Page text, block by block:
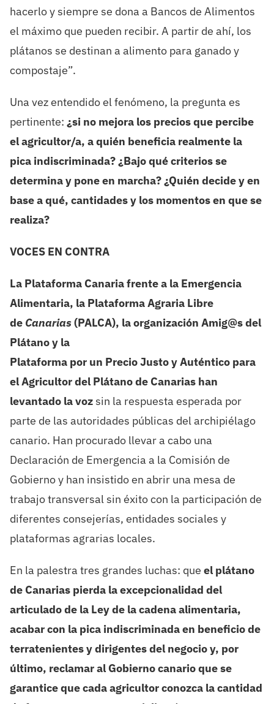
hacerlo y siempre se dona a Bancos de Alimentos
el máximo que pueden recibir. A partir de ahí, los
plátanos se destinan a alimento para ganado y
compostaje”.
Una vez entendido el fenómeno, la pregunta es
pertinente: ¿si no mejora los precios que percibe
el agricultor/a, a quién beneficia realmente la
pica indiscriminada? ¿Bajo qué criterios se
determina y pone en marcha? ¿Quién decide y en
base a qué, cantidades y los momentos en que se
realiza?
VOCES EN CONTRA
La Plataforma Canaria frente a la Emergencia
Alimentaria, la Plataforma Agraria Libre
de Canarias(PALCA), la organización Amig@s del
Plátano y la
Plataforma por un Precio Justo y Auténtico para
el Agricultor del Plátano de Canarias han
levantado la vozsin la respuesta esperada por
parte de las autoridades públicas del archipiélago
canario. Han procurado llevar a cabo una
Declaración de Emergencia a la Comisión de
Gobierno y han insistido en abrir una mesa de
trabajo transversal sin éxito con la participación de
diferentes consejerías, entidades sociales y
plataformas agrarias locales.
En la palestra tres grandes luchas: que el plátano
de Canarias pierda la excepcionalidad del
articulado de la Ley de la cadena alimentaria,
acabar con la pica indiscriminada en beneficio de
terratenientes y dirigentes del negocio y, por
último, reclamar al Gobierno canario que se
garantice que cada agricultor conozca la cantidad